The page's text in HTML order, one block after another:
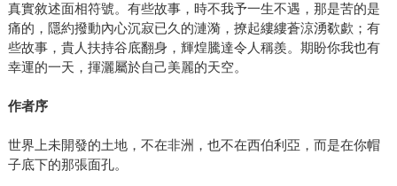
真實敘述面相符號。有些故事，時不我予一生不遇，那是苦的是
痛的，隱約撥動內心沉寂已久的漣漪，撩起縷縷蒼涼湧欷歔；有
些故事，貴人扶持谷底翻身，輝煌騰達令人稱羨。期盼你我也有
幸運的一天，揮灑屬於自己美麗的天空。
作者序
世界上未開發的土地，不在非洲，也不在西伯利亞，而是在你帽
子底下的那張面孔。